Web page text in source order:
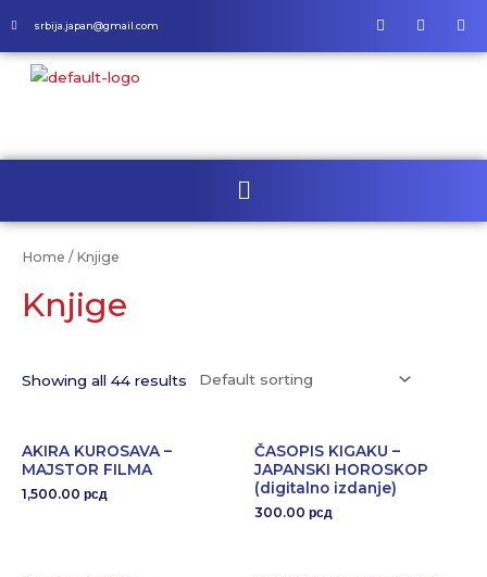
srbija.japan@gmail.com
Home / Knjige
Knjige
Showing all 44 results
AKIRA KUROSAVA –
MAJSTOR FILMA
1,500.00 рсд
ČASOPIS KIGAKU –
JAPANSKI HOROSKOP
(digitalno izdanje)
300.00 рсд